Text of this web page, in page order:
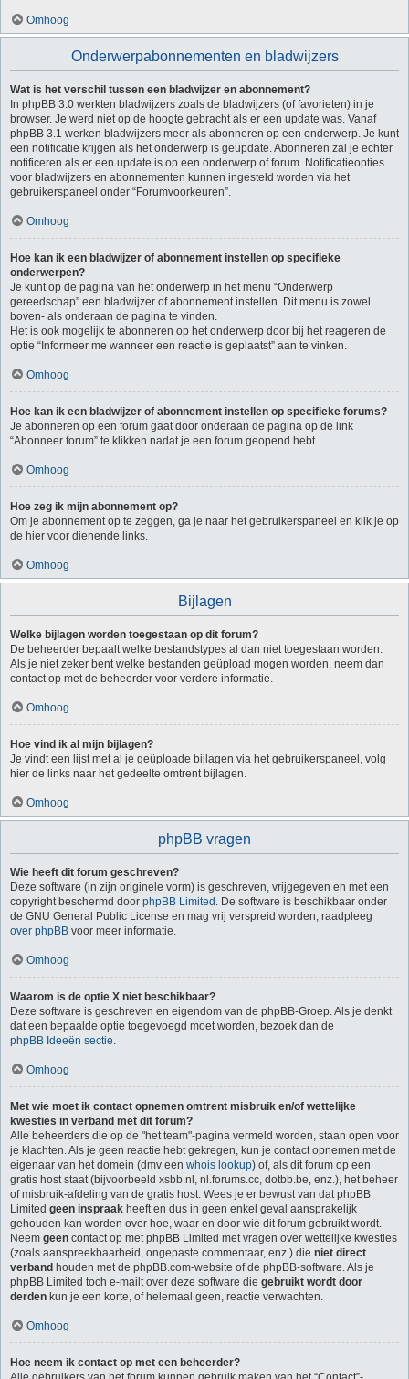
Omhoog
Onderwerpabonnementen en bladwijzers
Wat is het verschil tussen een bladwijzer en abonnement?
In phpBB 3.0 werkten bladwijzers zoals de bladwijzers (of favorieten) in je
browser. Je werd niet op de hoogte gebracht als er een update was. Vanaf
phpBB 3.1 werken bladwijzers meer als abonneren op een onderwerp. Je kunt
een notificatie krijgen als het onderwerp is geüpdate. Abonneren zal je echter
notificeren als er een update is op een onderwerp of forum. Notificatieopties
voor bladwijzers en abonnementen kunnen ingesteld worden via het
gebruikerspaneel onder “Forumvoorkeuren”.
Omhoog
Hoe kan ik een bladwijzer of abonnement instellen op specifieke
onderwerpen?
Je kunt op de pagina van het onderwerp in het menu “Onderwerp
gereedschap” een bladwijzer of abonnement instellen. Dit menu is zowel
boven- als onderaan de pagina te vinden.
Het is ook mogelijk te abonneren op het onderwerp door bij het reageren de
optie “Informeer me wanneer een reactie is geplaatst” aan te vinken.
Omhoog
Hoe kan ik een bladwijzer of abonnement instellen op specifieke forums?
Je abonneren op een forum gaat door onderaan de pagina op de link
“Abonneer forum” te klikken nadat je een forum geopend hebt.
Omhoog
Hoe zeg ik mijn abonnement op?
Om je abonnement op te zeggen, ga je naar het gebruikerspaneel en klik je op
de hier voor dienende links.
Omhoog
Bijlagen
Welke bijlagen worden toegestaan op dit forum?
De beheerder bepaalt welke bestandstypes al dan niet toegestaan worden.
Als je niet zeker bent welke bestanden geüpload mogen worden, neem dan
contact op met de beheerder voor verdere informatie.
Omhoog
Hoe vind ik al mijn bijlagen?
Je vindt een lijst met al je geüploade bijlagen via het gebruikerspaneel, volg
hier de links naar het gedeelte omtrent bijlagen.
Omhoog
phpBB vragen
Wie heeft dit forum geschreven?
Deze software (in zijn originele vorm) is geschreven, vrijgegeven en met een
copyright beschermd door phpBB Limited . De software is beschikbaar onder
de GNU General Public License en mag vrij verspreid worden, raadpleeg
over phpBB voor meer informatie.
Omhoog
Waarom is de optie X niet beschikbaar?
Deze software is geschreven en eigendom van de phpBB-Groep. Als je denkt
dat een bepaalde optie toegevoegd moet worden, bezoek dan de
phpBB Ideeën sectie.
Omhoog
Met wie moet ik contact opnemen omtrent misbruik en/of wettelijke
kwesties in verband met dit forum?
Alle beheerders die op de "het team"-pagina vermeld worden, staan open voor
je klachten. Als je geen reactie hebt gekregen, kun je contact opnemen met de
eigenaar van het domein (dmv een whois lookup) of, als dit forum op een
gratis host staat (bijvoorbeeld xsbb.nl, nl.forums.cc, dotbb.be, enz.), het beheer
of misbruik-afdeling van de gratis host. Wees je er bewust van dat phpBB
Limited geen inspraak heeft en dus in geen enkel geval aansprakelijk
gehouden kan worden over hoe, waar en door wie dit forum gebruikt wordt.
Neem geen contact op met phpBB Limited met vragen over wettelijke kwesties
(zoals aanspreekbaarheid, ongepaste commentaar, enz.) die niet direct
verband houden met de phpBB.com-website of de phpBB-software. Als je
phpBB Limited toch e-mailt over deze software die gebruikt wordt door
derden kun je een korte, of helemaal geen, reactie verwachten.
Omhoog
Hoe neem ik contact op met een beheerder?